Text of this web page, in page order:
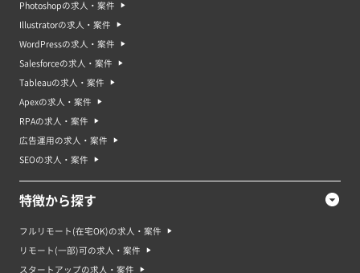
Photoshopの求人・案件
Illustratorの求人・案件
WordPressの求人・案件
Salesforceの求人・案件
Tableauの求人・案件
Apexの求人・案件
RPAの求人・案件
広告運用の求人・案件
SEOの求人・案件
特徴から探す
フルリモート(在宅OK)の求人・案件
リモート(一部)可の求人・案件
スタートアップの求人・案件